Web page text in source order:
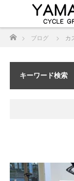
ブログ カ
キーワード検索